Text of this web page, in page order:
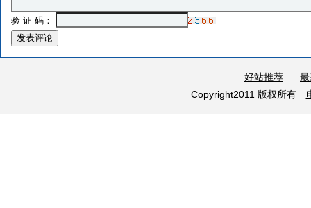
验 证 码：
好站推荐
Copyright2011 版权所有